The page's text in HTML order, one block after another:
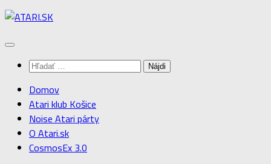
Preskočiť
obsah
Hľadať:
Domov
Atari klub Košice
Noise Atari párty
O Atari.sk
CosmosEx 3.0